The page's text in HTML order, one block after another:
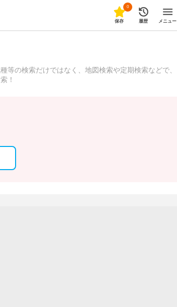
0
保存 履歴 メニュー
の検索だけではなく、地図検索や定期検索などで、
！